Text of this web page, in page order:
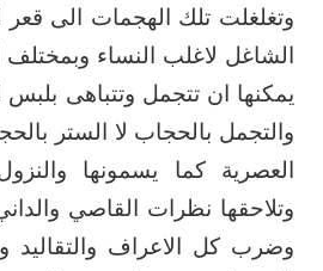
وتغلغلت تلك الهجمات الى
الشاغل لاغلب النساء
يمكنها ان تتجمل وتتباهى
‏والتجمل بالحجاب لا الستر
العصرية كما يسمونها
وتلاحقها نظرات القاصي
وضرب كل الاعراف والتقاليد